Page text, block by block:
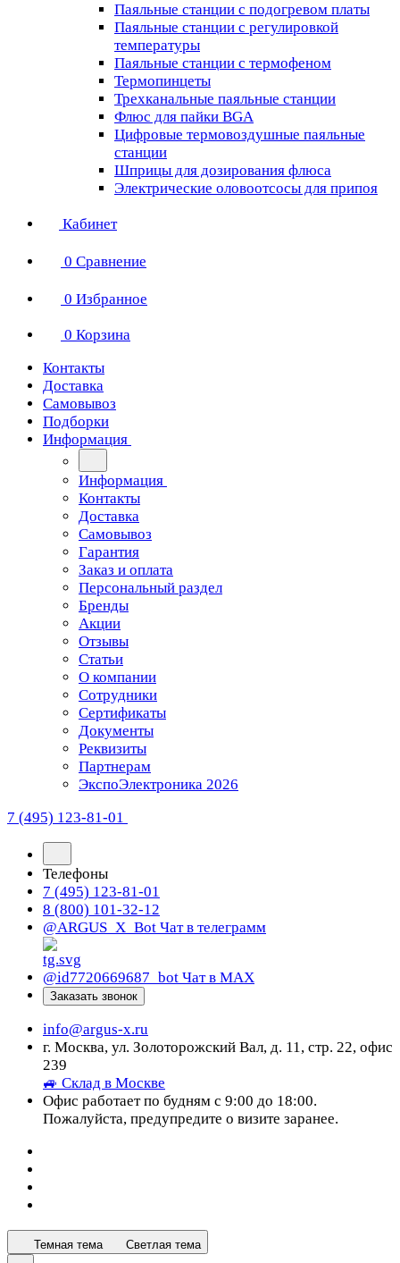
Паяльные станции с подогревом платы
Паяльные станции с регулировкой
температуры
Паяльные станции с термофеном
Термопинцеты
Трехканальные паяльные станции
Флюс для пайки BGA
Цифровые термовоздушные паяльные
станции
Шприцы для дозирования флюса
Электрические оловоотсосы для припоя
Кабинет
0 Сравнение
0 Избранное
0 Корзина
Контакты
Доставка
Самовывоз
Подборки
Информация
Информация
Контакты
Доставка
Самовывоз
Гарантия
Заказ и оплата
Персональный раздел
Бренды
Акции
Отзывы
Статьи
О компании
Сотрудники
Сертификаты
Документы
Реквизиты
Партнерам
ЭкспоЭлектроника 2026
7 (495) 123-81-01
Телефоны
7 (495) 123-81-01
8 (800) 101-32-12
@ARGUS_X_Bot Чат в телеграмм
@id7720669687_bot Чат в МАХ
Заказать звонок
info@argus-x.ru
г. Москва, ул. Золоторожский Вал, д. 11, стр. 22, офис
239
🚙 Склад в Москве
Офис работает по будням с 9:00 до 18:00.
Пожалуйста, предупредите о визите заранее.
Темная тема Светлая тема